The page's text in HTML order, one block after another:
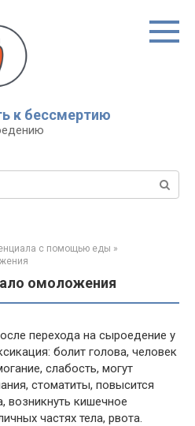
к бессмертию
с помощью еды »
омоложения
перехода на сыроедение у
болит голова, человек
слабость, могут
стоматиты, повысится
возникнуть кишечное
частях тела, рвота.